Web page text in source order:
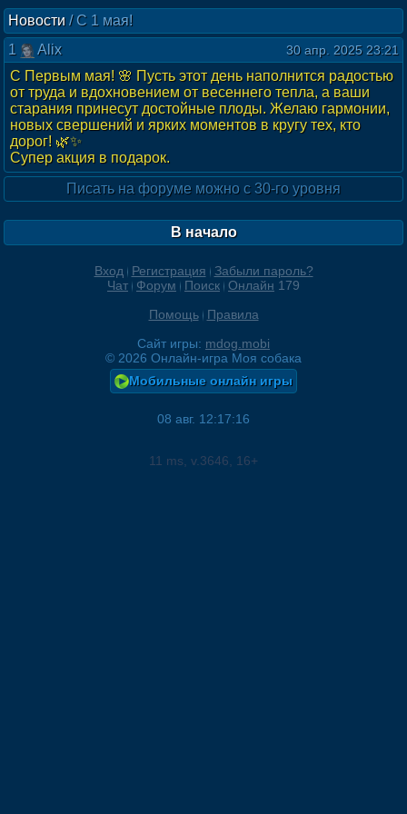
Новости / С 1 мая!
1
Alix 30 апр. 2025 23:21
С Первым мая! 🌸 Пусть этот день наполнится радостью
от труда и вдохновением от весеннего тепла, а ваши
старания принесут достойные плоды. Желаю гармонии,
новых свершений и ярких моментов в кругу тех, кто
дорог! 🌿✨
Супер акция в подарок.
Писать на форуме можно с 30-го уровня
В начало
Вход Регистрация
Забыли пароль?
Чат
Форум Поиск Онлайн 179
Помощь
Правила
Сайт игры: mdog.mobi
© 2026 Онлайн-игра Моя собака
Мобильные онлайн игры
08 авг. 12:17:16
11 ms, v.3646, 16+